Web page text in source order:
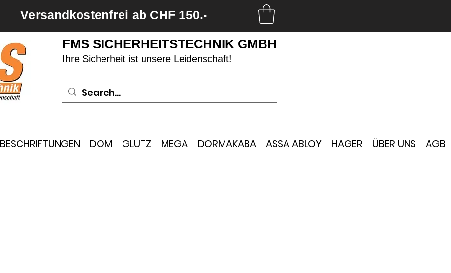
Versandkostenfrei ab CHF 150.-
FMS SICHERHEITSTECHNIK GMBH
Ihre Sicherheit ist unsere Leidenschaft!
BESCHRIFTUNGEN DOM GLUTZ MEGA DORMAKABA ASSA ABLOY HAGER ÜBER UNS AGB